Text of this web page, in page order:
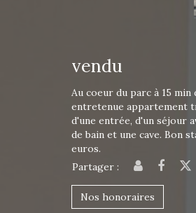
vendu
Au coeur du parc à 15
entretenue appartement
d'une entrée, d'un séjour
de bain et une cave. Bon
euros.
Partager :
Nos honoraires